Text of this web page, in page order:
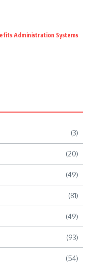
Administration Systems
(3)
(20)
(49)
(81)
(49)
(93)
(54)